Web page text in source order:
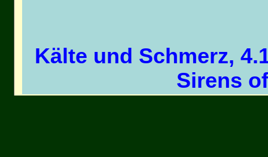
Kälte und Schmerz,
Sirens